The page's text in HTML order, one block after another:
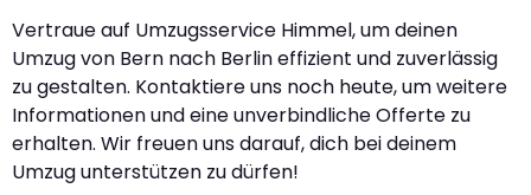
Vertraue auf Umzugsservice Himmel, um deinen
Umzug von Bern nach Berlin effizient und zuverlässig
zu gestalten. Kontaktiere uns noch heute, um weitere
Informationen und eine unverbindliche Offerte zu
erhalten. Wir freuen uns darauf, dich bei deinem
Umzug unterstützen zu dürfen!